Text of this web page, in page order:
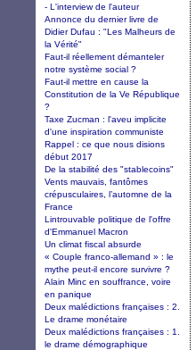
- L'interview de l'auteur
Annonce du dernier livre de
Didier Dufau : "Les Malheurs de
la Vérité"
Faut-il réellement démanteler
notre système social ?
Faut-il mettre en cause la
Constitution de la Ve République
?
Taxe Zucman : l'aveu implicite
d'une inspiration communiste
Rappel : ce que nous disions
début 2017
De la stabilité des "stablecoins"
Vents mauvais, fantômes
crépusculaires, l’automne de la
France
Lintrouvable politique de l'offre
d'Emmanuel Macron
Un climat fiscal absurde
« Couple franco-allemand » : le
mythe peut-il encore survivre ?
Alain Minc en souffrance, voire
en panique
Deux malédictions françaises : 2.
Le drame monétaire
Deux malédictions françaises : 1.
le drame démographique